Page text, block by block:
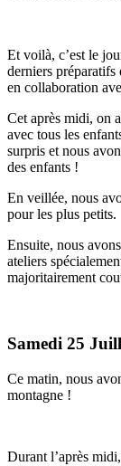
Et voilà, c’est le
derniers préparatifs
en collaboration
Cet après midi, on
avec tous les
surpris et nous
des enfants !
En veillée, nous
pour les plus petits.
Ensuite, nous
ateliers
majoritairement
Samedi 25
Ce matin, nous
montagne !
Durant l’après